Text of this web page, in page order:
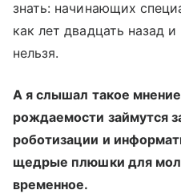
знать: начинающих
как лет двадцать назад
нельзя.
А я слышал такое
рождаемости займутся
роботизации и
щедрые плюшки для
временное.